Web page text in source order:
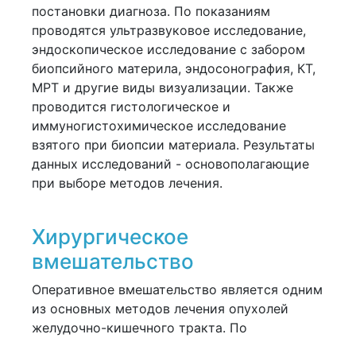
постановки диагноза. По показаниям
проводятся ультразвуковое исследование,
эндоскопическое исследование с забором
биопсийного материла, эндосонография, КТ,
МРТ и другие виды визуализации. Также
проводится гистологическое и
иммуногистохимическое исследование
взятого при биопсии материала. Результаты
данных исследований - основополагающие
при выборе методов лечения.
Хирургическое
вмешательство
Оперативное вмешательство является одним
из основных методов лечения опухолей
желудочно-кишечного тракта. По